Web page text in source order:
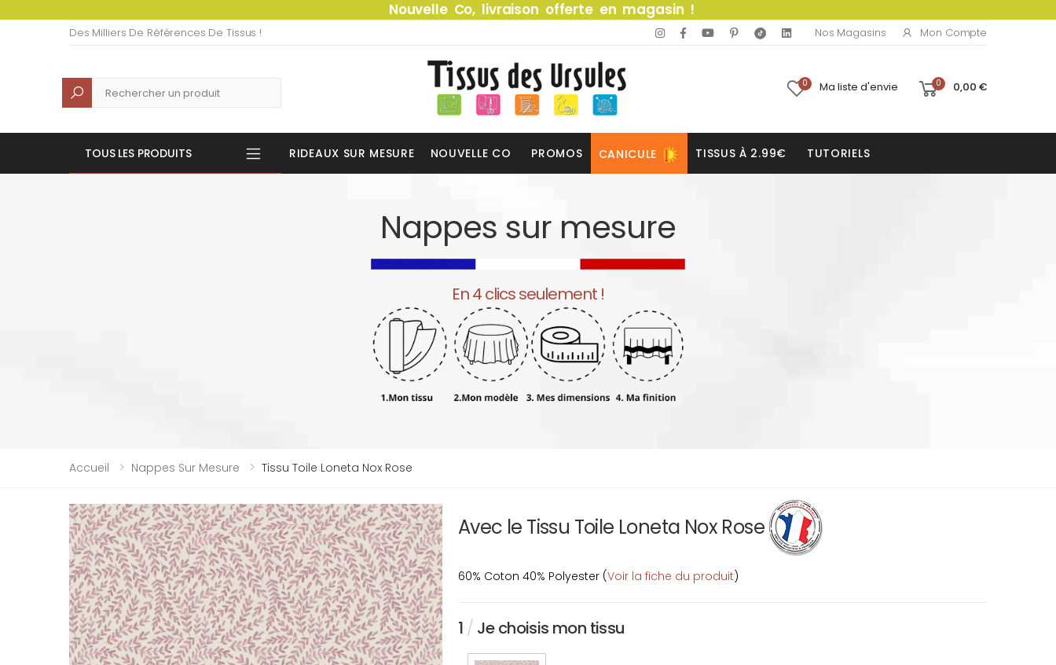
Nouvelle Co, livraison offerte en magasin !
Des Milliers De Références De Tissus ! Nos Magasins Mon Compte
Recherche 0 Ma liste d'envie 0 0,00 €
TOUS LES PRODUITS RIDEAUX SUR MESURE NOUVELLE CO PROMOS CANICULE TISSUS À 2.99€ TUTORIELS
Nappes sur mesure
En 4 clics seulement !
Accueil Nappes Sur Mesure Tissu Toile Loneta Nox Rose
Avec le Tissu Toile Loneta Nox Rose
60% Coton 40% Polyester (Voir la fiche du produit)
1 / Je choisis mon tissu